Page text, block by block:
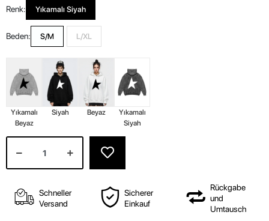
Renk: Yıkamalı Siyah
Beden: S/M L/XL
Yıkamalı
Beyaz
Siyah Beyaz
Yıkamalı
Siyah
Schneller
Versand
Sicherer
Einkauf
Rückgabe
und
Umtausch